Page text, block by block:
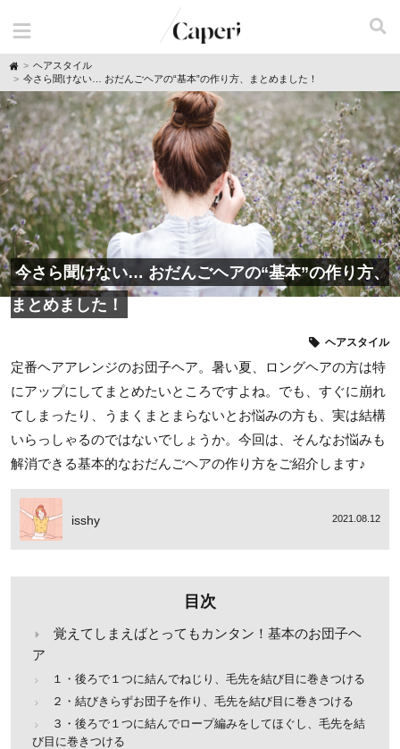
H
o
m
ヘアスタイル
今さら聞けない… おだんごヘアの“基本”の作り方、まとめました！
今さら聞けない… おだんごヘアの“基本”の作り方、
まとめました！
ヘアスタイル
定番ヘアアレンジのお団子ヘア。暑い夏、ロングヘアの方は特
にアップにしてまとめたいところですよね。でも、すぐに崩れ
てしまったり、うまくまとまらないとお悩みの方も、実は結構
いらっしゃるのではないでしょうか。今回は、そんなお悩みも
解消できる基本的なおだんごヘアの作り方をご紹介します♪
isshy 2021.08.12
目次
覚えてしまえばとってもカンタン！基本のお団子ヘ
ア
１・後ろで１つに結んでねじり、毛先を結び目に巻きつける
２・結びきらずお団子を作り、毛先を結び目に巻きつける
３・後ろで１つに結んでロープ編みをしてほぐし、毛先を結
び目に巻きつける